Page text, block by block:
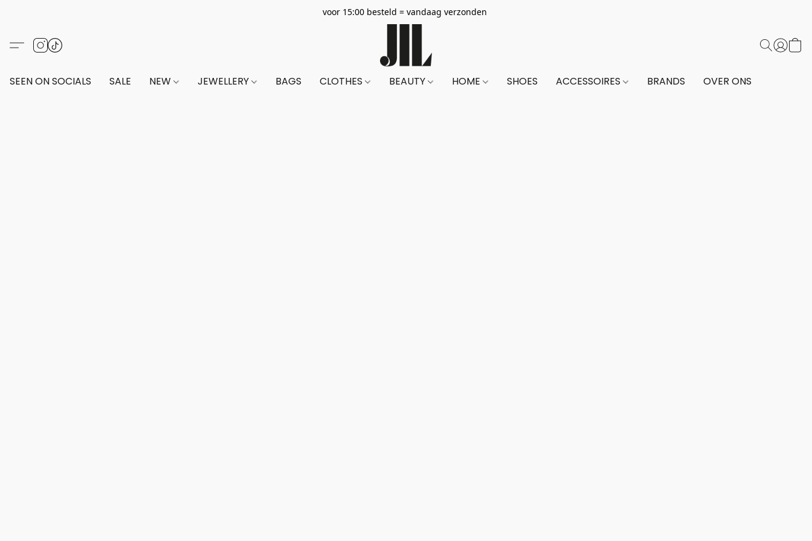
voor 15:00 besteld = vandaag verzonden
SEEN ON SOCIALS SALE NEW JEWELLERY BAGS CLOTHES BEAUTY HOME SHOES ACCESSOIRES BRANDS OVER ONS